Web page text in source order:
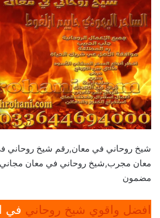
شيخ روحاني في معان,رقم شيخ روحاني
معان مجرب,شيخ روحاني في معان
مضمون
افضل واقوي شيخ روحاني في